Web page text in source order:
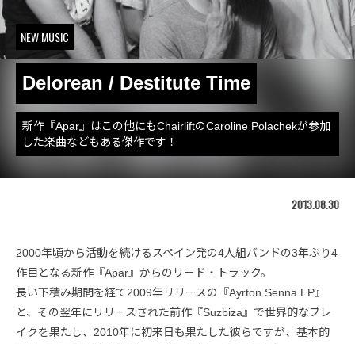
NEW MUSIC
Delorean / Destitute Time
新作『Apar』はこの他にもChairliftのCaroline Polachekが参加
した楽曲などもある傑作です！
2013.08.30
2000年頃から活動を続けるスペイン発の4人組バンドの3年ぶり4
作目となる新作『Apar』からのリード・トラック。
長い下積み期間を経て2009年リリースの『Ayrton Senna EP』
と、その翌年にリリースされた前作『Suzbiza』で世界的なブレ
イクを果たし、2010年に初来日も果たした彼らですが、基本的